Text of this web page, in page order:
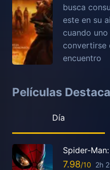
busca
este en su
cuando
convertirse
encuentro
Películas
Día
Spider-
7.98 2h